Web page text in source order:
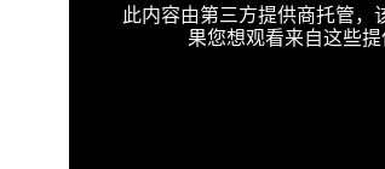
此内容由第三方提供商托管
果您想观看来自这些